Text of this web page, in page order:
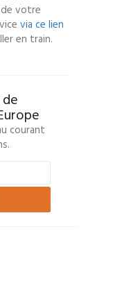
votre
via ce lien
en train.
courant